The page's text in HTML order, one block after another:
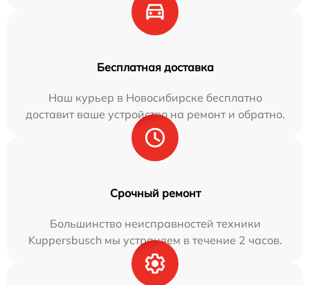
Бесплатная доставка
Наш курьер в Новосибирске бесплатно
доставит ваше устройство на ремонт и обратно.
Срочный ремонт
Большинство неисправностей техники
Kuppersbusch мы устраняем в течение 2 часов.